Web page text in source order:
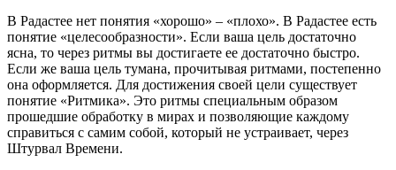
В Радастее нет понятия «хорошо» – «плохо». В Радастее есть
понятие «целесообразности». Если ваша цель достаточно
ясна, то через ритмы вы достигаете ее достаточно быстро.
Если же ваша цель тумана, прочитывая ритмами, постепенно
она оформляется. Для достижения своей цели существует
понятие «Ритмика». Это ритмы специальным образом
прошедшие обработку в мирах и позволяющие каждому
справиться с самим собой, который не устраивает, через
Штурвал Времени.